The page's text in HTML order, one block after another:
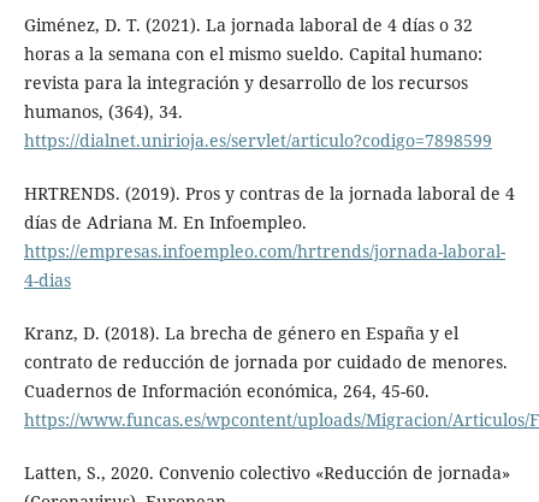
Giménez, D. T. (2021). La jornada laboral de 4 días o 32
horas a la semana con el mismo sueldo. Capital humano:
revista para la integración y desarrollo de los recursos
humanos, (364), 34.
https://dialnet.unirioja.es/servlet/articulo?codigo=7898599
HRTRENDS. (2019). Pros y contras de la jornada laboral de 4
días de Adriana M. En Infoempleo.
https://empresas.infoempleo.com/hrtrends/jornada-laboral-
4-dias
Kranz, D. (2018). La brecha de género en España y el
contrato de reducción de jornada por cuidado de menores.
Cuadernos de Información económica, 264, 45-60.
https://www.funcas.es/wpcontent/uploads/Migracion/Articulos/
Latten, S., 2020. Convenio colectivo «Reducción de jornada»